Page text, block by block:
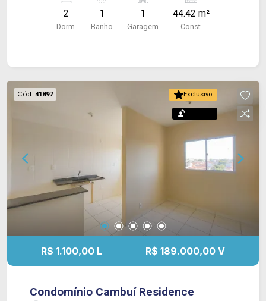
2
Dorm.
1
Banho
1
Garagem
44.42 m²
Const.
Exclusivo
Cód. 41897
R$ 1.100,00 L R$ 189.000,00 V
Condomínio Cambuí Residence